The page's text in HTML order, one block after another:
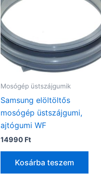
Mosógép üstszájgumik
Samsung elöltöltős
mosógép üstszájgumi,
ajtógumi WF
14990 Ft
Kosárba teszem